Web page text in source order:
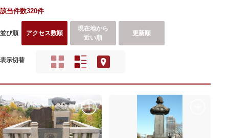
該当件数320件
並び順 アクセス数順
現在地から
近い順
更新順
表示切替